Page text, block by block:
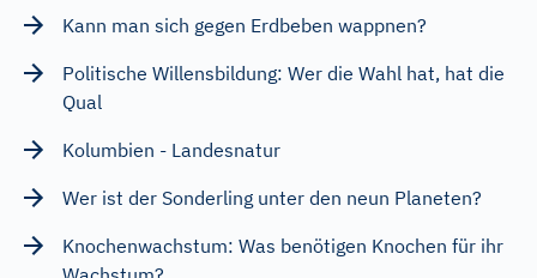
Kann man sich gegen Erdbeben wappnen?
Politische Willensbildung: Wer die Wahl hat, hat die
Qual
Kolumbien - Landesnatur
Wer ist der Sonderling unter den neun Planeten?
Knochenwachstum: Was benötigen Knochen für ihr